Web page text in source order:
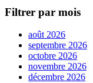
Filtrer par mois
août 2026
septembre 2026
octobre 2026
novembre 2026
décembre 2026